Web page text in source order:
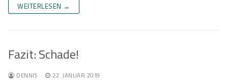
WEITERLESEN →
Fazit: Schade!
DENNIS 22. JANUAR 2019